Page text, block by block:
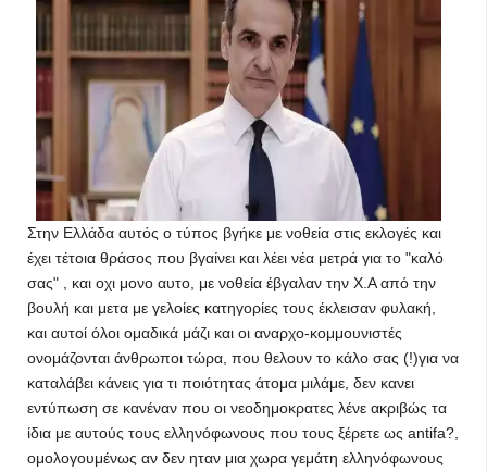
Στην Ελλάδα αυτός ο τύπος βγήκε με νοθεία στις εκλογές και
έχει τέτοια θράσος που βγαίνει και λέει νέα μετρά για το "καλό
σας" , και οχι μονο αυτο, με νοθεία έβγαλαν την Χ.Α από την
βουλή και μετα με γελοίες κατηγορίες τους έκλεισαν φυλακή,
και αυτοί όλοι ομαδικά μάζι και οι αναρχο-κομμουνιστές
ονομάζονται άνθρωποι τώρα, που θελουν το κάλο σας (!)για να
καταλάβει κάνεις για τι ποιότητας άτομα μιλάμε, δεν κανει
εντύπωση σε κανέναν που οι νεοδημοκρατες λένε ακριβώς τα
ίδια με αυτούς τους ελληνόφωνους που τους ξέρετε ως antifa?,
ομολογουμένως αν δεν ηταν μια χωρα γεμάτη ελληνόφωνους